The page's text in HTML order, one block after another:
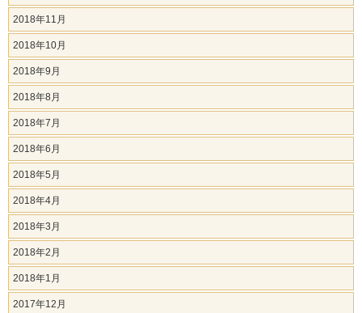
2018年11月
2018年10月
2018年9月
2018年8月
2018年7月
2018年6月
2018年5月
2018年4月
2018年3月
2018年2月
2018年1月
2017年12月